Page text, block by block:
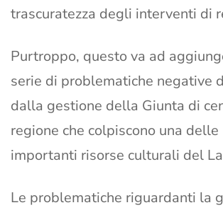
trascuratezza degli interventi di
Purtroppo, questo va ad
serie di problematiche negative
dalla gestione della Giunta di
regione che colpiscono una delle
importanti risorse culturali del
Le problematiche riguardanti la